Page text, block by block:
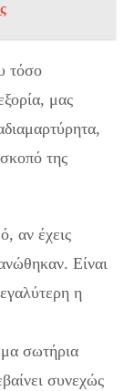
τόσο
μας
της
αν έχεις
Είναι
η
σωτήρια
συνεχώς